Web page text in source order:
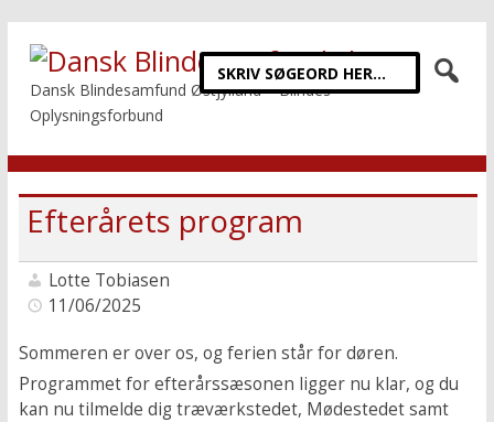
Dansk Blindesamfund Østjylland – Blindes
Oplysningsforbund
Efterårets program
Lotte Tobiasen
11/06/2025
Sommeren er over os, og ferien står for døren.
Programmet for efterårssæsonen ligger nu klar, og du
kan nu tilmelde dig træværkstedet, Mødestedet samt